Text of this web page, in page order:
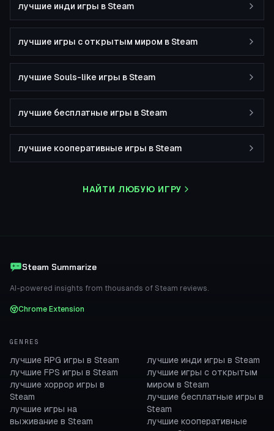
лучшие инди игры в Steam
лучшие игры с открытым миром в Steam
лучшие Souls-like игры в Steam
лучшие бесплатные игры в Steam
лучшие кооперативные игры в Steam
НАЙТИ ЛЮБУЮ ИГРУ
Steam Summarize
AI-powered insights from thousands of Steam reviews.
Chrome Extension
GENRES
лучшие RPG игры в Steam
лучшие FPS игры в Steam
лучшие хоррор игры в
Steam
лучшие игры на
выживание в Steam
лучшие инди игры в Steam
лучшие игры с открытым
миром в Steam
лучшие бесплатные игры в
Steam
лучшие кооперативные